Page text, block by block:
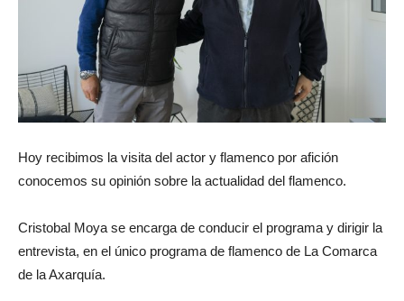
Hoy recibimos la visita del actor y flamenco por afición
conocemos su opinión sobre la actualidad del flamenco.
Cristobal Moya se encarga de conducir el programa y dirigir la
entrevista, en el único programa de flamenco de La Comarca
de la Axarquía.